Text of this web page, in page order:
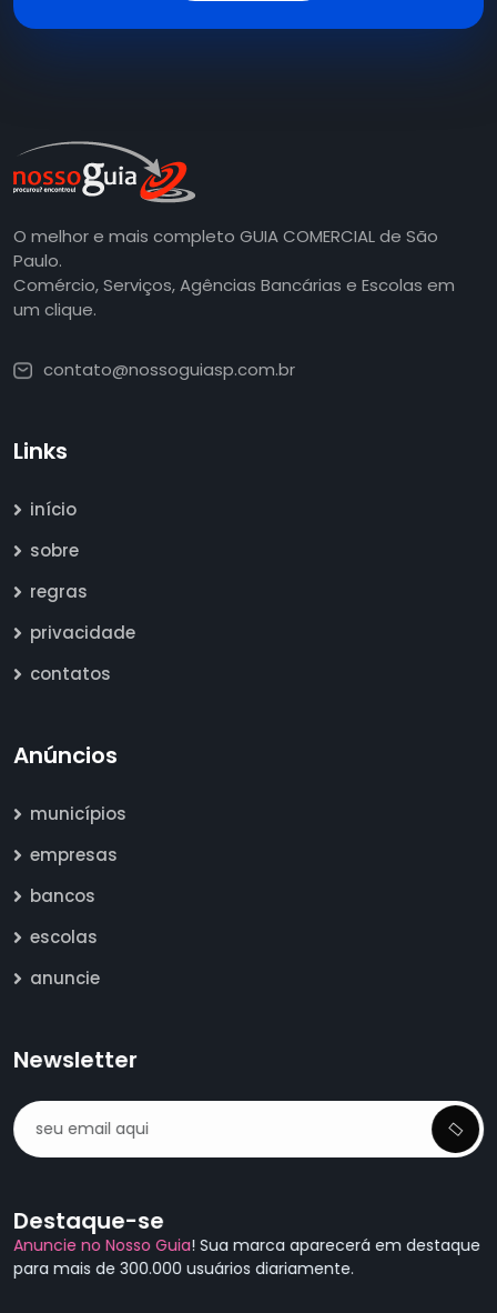
O melhor e mais completo GUIA COMERCIAL de São
Paulo.
Comércio, Serviços, Agências Bancárias e Escolas em
um clique.
contato@nossoguiasp.com.br
Links
início
sobre
regras
privacidade
contatos
Anúncios
municípios
empresas
bancos
escolas
anuncie
Newsletter
Destaque-se
Anuncie no Nosso Guia! Sua marca aparecerá em destaque
para mais de 300.000 usuários diariamente.